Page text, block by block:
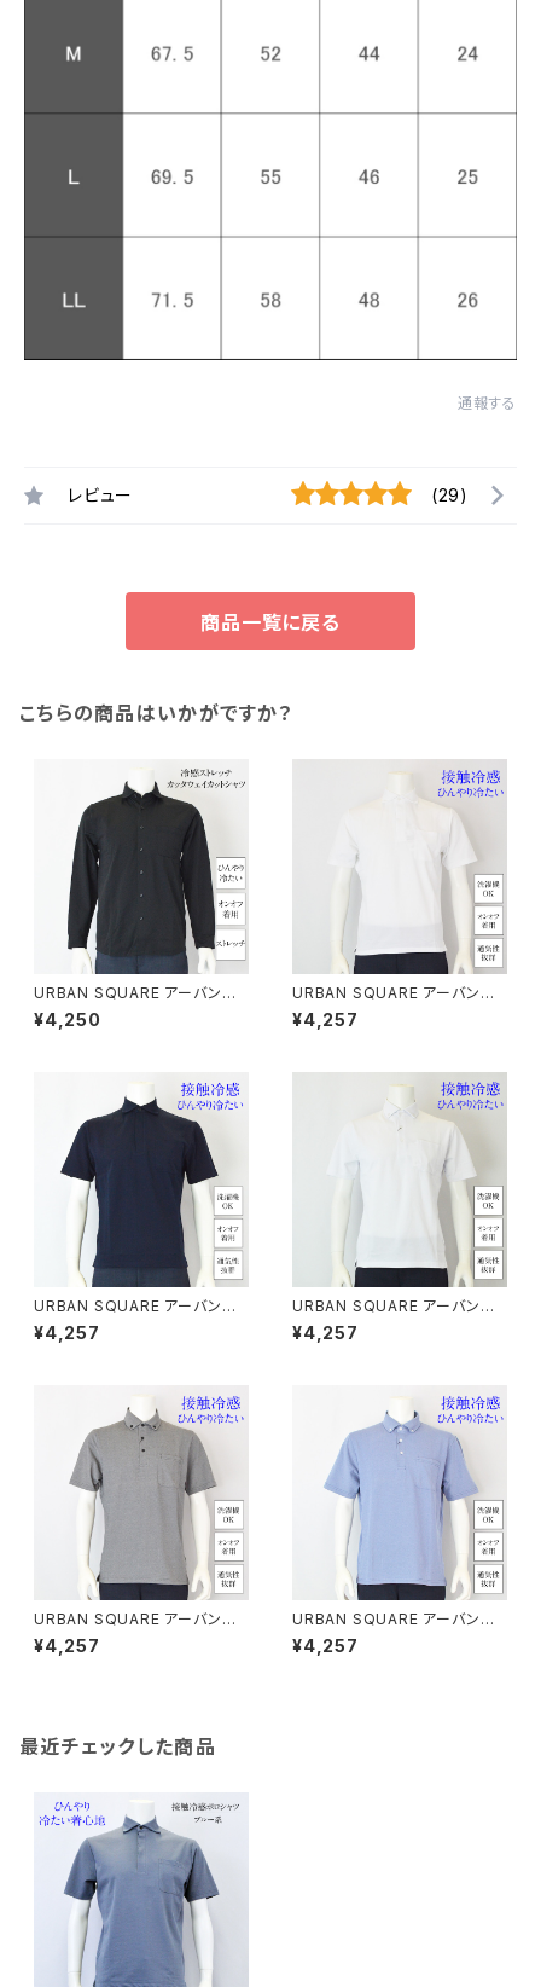
通報する
レビュー (29)
商品一覧に戻る
こちらの商品はいかがですか？
URBAN SQUARE アーバンス
クエア｜冷感ストレッチカッタウ
ェイカットシャツ｜オンオフ着用
¥4,250
URBAN SQUARE アーバンス
クエア｜接触冷感ポロシャツ｜
遮熱冷感 洗濯機OK イージー
¥4,257
URBAN SQUARE アーバンス
クエア｜接触冷感ポロシャツ｜
遮熱冷感 洗濯機OK イージー
¥4,257
URBAN SQUARE アーバンス
クエア｜接触冷感 鹿の子ボタン
ダウンポロシャツ｜洗濯機OK
¥4,257
URBAN SQUARE アーバンス
クエア｜接触冷感 鹿の子ボタン
ダウンポロシャツ｜洗濯機OK
¥4,257
URBAN SQUARE アーバンス
クエア｜接触冷感 鹿の子ボタン
ダウンポロシャツ｜洗濯機OK
¥4,257
最近チェックした商品